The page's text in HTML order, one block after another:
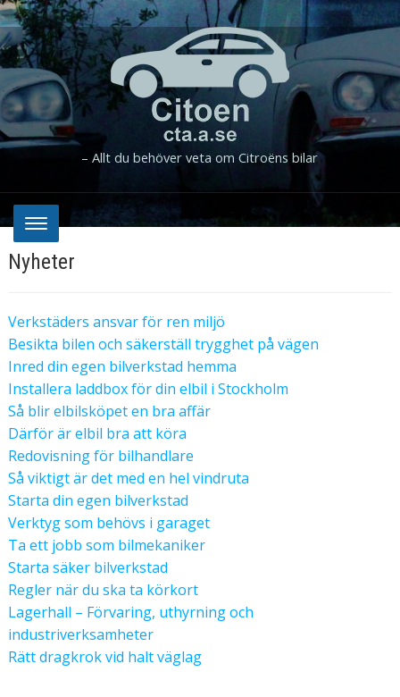
– Allt du behöver veta om Citroëns bilar
Nyheter
Verkstäders ansvar för ren miljö
Besikta bilen och säkerställ trygghet på vägen
Inred din egen bilverkstad hemma
Installera laddbox för din elbil i Stockholm
Så blir elbilsköpet en bra affär
Därför är elbil bra att köra
Redovisning för bilhandlare
Så viktigt är det med en hel vindruta
Starta din egen bilverkstad
Verktyg som behövs i garaget
Ta ett jobb som bilmekaniker
Starta säker bilverkstad
Regler när du ska ta körkort
Lagerhall – Förvaring, uthyrning och
industriverksamheter
Rätt dragkrok vid halt väglag